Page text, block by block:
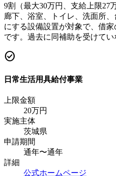
9割（最大30万円、支給上限27
廊下、浴室、トイレ、洗面所
にする設備設置が対象で、借
です。過去に同補助を受けてい
check_circle
日常生活用具給付事業
上限金額
20万円
実施主体
茨城県
申請期間
通年〜通年
詳細
公式ホームページ